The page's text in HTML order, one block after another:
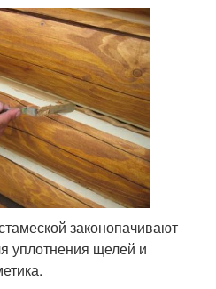
законопачивают
уплотнения щелей и